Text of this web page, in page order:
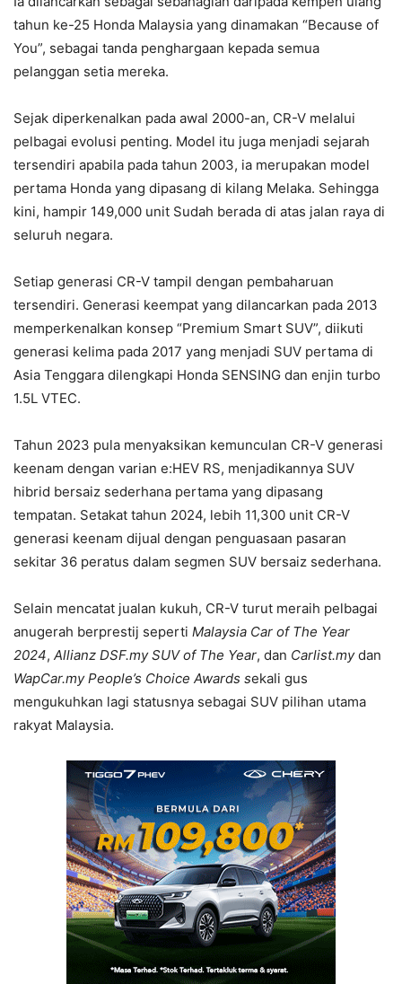
tahun ke-25 Honda Malaysia yang dinamakan “Because of
You”, sebagai tanda penghargaan kepada semua
pelanggan setia mereka.
Sejak diperkenalkan pada awal 2000-an, CR-V melalui
pelbagai evolusi penting. Model itu juga menjadi sejarah
tersendiri apabila pada tahun 2003, ia merupakan model
pertama Honda yang dipasang di kilang Melaka. Sehingga
kini, hampir 149,000 unit Sudah berada di atas jalan raya di
seluruh negara.
Setiap generasi CR-V tampil dengan pembaharuan
tersendiri. Generasi keempat yang dilancarkan pada 2013
memperkenalkan konsep “Premium Smart SUV”, diikuti
generasi kelima pada 2017 yang menjadi SUV pertama di
Asia Tenggara dilengkapi Honda SENSING dan enjin turbo
1.5L VTEC.
Tahun 2023 pula menyaksikan kemunculan CR-V generasi
keenam dengan varian e:HEV RS, menjadikannya SUV
hibrid bersaiz sederhana pertama yang dipasang
tempatan. Setakat tahun 2024, lebih 11,300 unit CR-V
generasi keenam dijual dengan penguasaan pasaran
sekitar 36 peratus dalam segmen SUV bersaiz sederhana.
Selain mencatat jualan kukuh, CR-V turut meraih pelbagai
anugerah berprestij seperti Malaysia Car of The Year
2024, Allianz DSF.my SUV of The Year, dan Carlist.mydan
WapCar.my People’s Choice Awards sekali gus
mengukuhkan lagi statusnya sebagai SUV pilihan utama
rakyat Malaysia.